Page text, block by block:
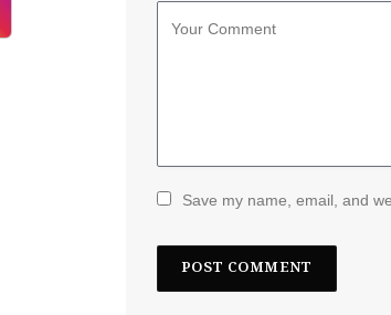
Save my name, email, and